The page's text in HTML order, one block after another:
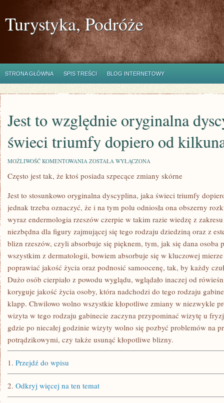
Turystyka, Podróże
STRONA GŁÓWNA SPIS TREŚCI BLOG INTERNETOWY
Jest to względnie oryginalna
świeci triumfy dopiero od
MOŻLIWOŚĆ KOMENTOWANIA JEST
WZGLĘDNIE
KTÓRA
ŚWIECI
TRIUMFY
DOPIERO
OD
KILKUNASTU
LAT
ZOSTAŁA WYŁĄCZONA
Często jest tak, że ktoś posiada szpecące zmiany skórne
Jest to stosunkowo oryginalna dyscyplina, jaka świeci triumfy
jednak trzeba oznaczyć, że i na tym polu odniosła ona obszerny
wyraz endermologia rzeszów czerpie w takim razie wiedzę z
niezbędna dla figury zajmującej się tego rodzaju dziedziną oraz z
blizn rzeszów, czyli absorbuje się pięknem, tym, jak się dana osoba
wszystkim z dermatologii, bowiem absorbuje się w kluczowej
poprawiać jakość życia oraz podnosić samoocenę, tak, by każdy
Dużo osób cierpiało z powodu wyglądu, wglądało inaczej od
koryguje jakość życia osoby, która nadchodzi do tego rodzaju
klapp. Chwilowo wolno wszystkie kłopotliwe zmiany w niezwykle
wizyta w tego rodzaju gabinecie zaczyna przypominać wizytę u
gdzie po niecałej godzinie wizyty wolno się pozbyć problemów na
potrądzikowymi, czy także usunąć kłopotliwe blizny.
1. Przejdź do wpisu
2. Odkryj więcej na ten temat